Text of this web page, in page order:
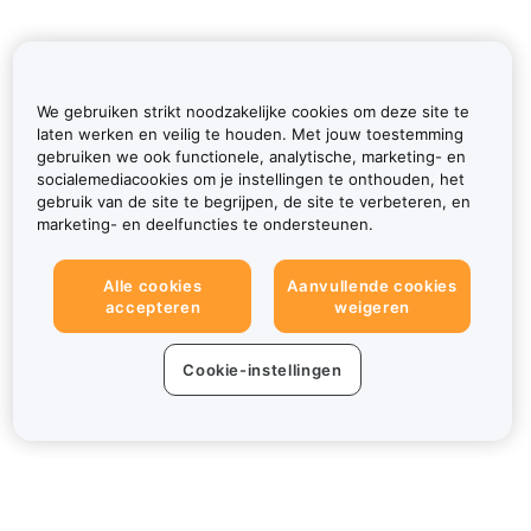
We gebruiken strikt noodzakelijke cookies om deze site te
laten werken en veilig te houden. Met jouw toestemming
gebruiken we ook functionele, analytische, marketing- en
socialemediacookies om je instellingen te onthouden, het
gebruik van de site te begrijpen, de site te verbeteren, en
marketing- en deelfuncties te ondersteunen.
Alle cookies
accepteren
Aanvullende cookies
weigeren
Cookie-instellingen